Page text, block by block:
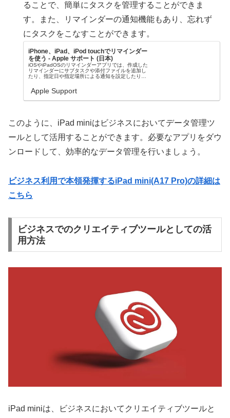
ることで、簡単にタスクを管理することができま
す。また、リマインダーの通知機能もあり、忘れず
にタスクをこなすことができます。
iPhone、iPad、iPod touchでリマインダー
を使う - Apple サポート (日本)
iOSやiPadOSのリマインダーアプリでは、作成した
リマインダーにサブタスクや添付ファイルを追加し
たり、指定日や指定場所による通知を設定したりで
Apple Support
このように、iPad miniはビジネスにおいてデータ管理ツ
ールとして活用することができます。必要なアプリをダウ
ンロードして、効率的なデータ管理を行いましょう。
ビジネス利用で本領発揮するiPad mini(A17 Pro)の詳細は
こちら
ビジネスでのクリエイティブツールとしての活
用方法
iPad miniは、ビジネスにおいてクリエイティブツールと